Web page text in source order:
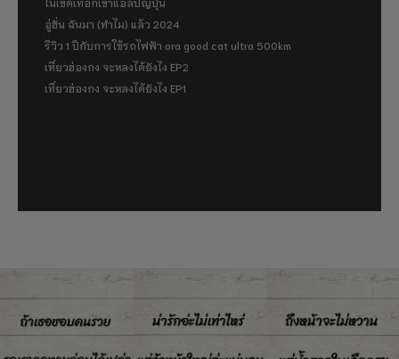
อู่ฮั่น ฉันมา (ทำไม) แล้ว 2024
รีวิว 1 ปีกับการใช้รถไฟฟ้า ora good cat ultra 500km
เที่ยวฮ่องกง จะหลงได้ยังไง EP2
เที่ยวฮ่องกง จะหลงได้ยังไง EP1